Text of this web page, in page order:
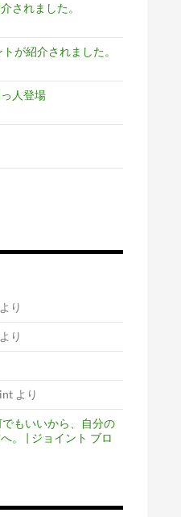
されました。
が紹介されました。
人登場
り
り
より
でもいいから、自分の
。 | ジョイント ブロ